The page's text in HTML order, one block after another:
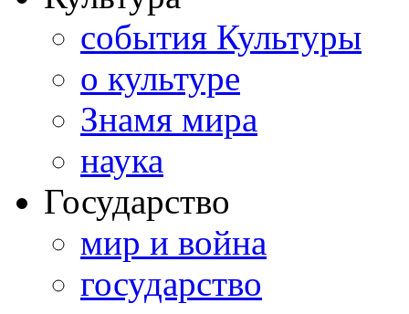
события Культуры
о культуре
Знамя мира
наука
Государство
мир и война
государство